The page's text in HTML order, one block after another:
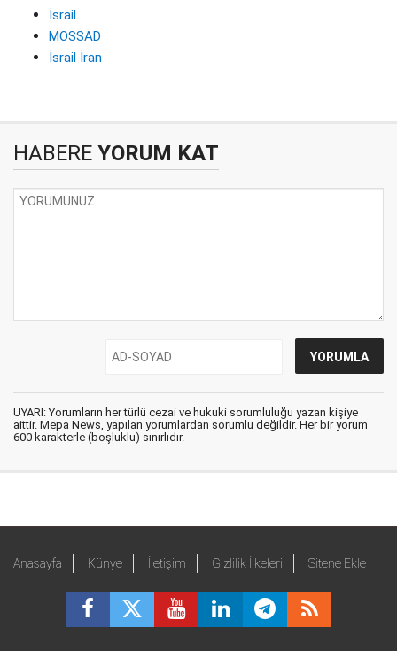
İsrail
MOSSAD
İsrail İran
HABERE YORUM KAT
UYARI: Yorumların her türlü cezai ve hukuki sorumluluğu yazan kişiye
aittir. Mepa News, yapılan yorumlardan sorumlu değildir. Her bir yorum
600 karakterle (boşluklu) sınırlıdır.
Anasayfa Künye İletişim Gizlilik İlkeleri Sitene Ekle